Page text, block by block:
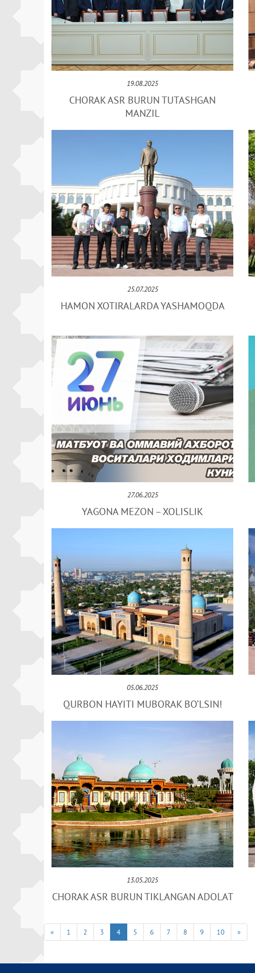
19.08.2025
CHORAK ASR BURUN TUTASHGAN
MANZIL
25.07.2025
HAMON XOTIRALARDA YASHAMOQDA
27.06.2025
YAGONA MЕZON – XOLISLIK
05.06.2025
QURBON HAYITI MUBORAK BO‘LSIN!
13.05.2025
CHORAK ASR BURUN TIKLANGAN ADOLAT
« 1 2 3 4 5 6 7 8 9 10 »